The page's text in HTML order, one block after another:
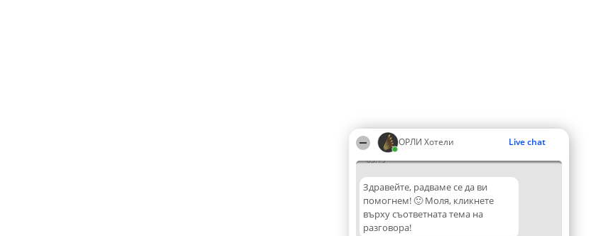
ОРЛИ Хотели Live chat
03:19
Здравейте, радваме се да ви
помогнем! 🙂 Моля, кликнете
върху съответната тема на
разговора!